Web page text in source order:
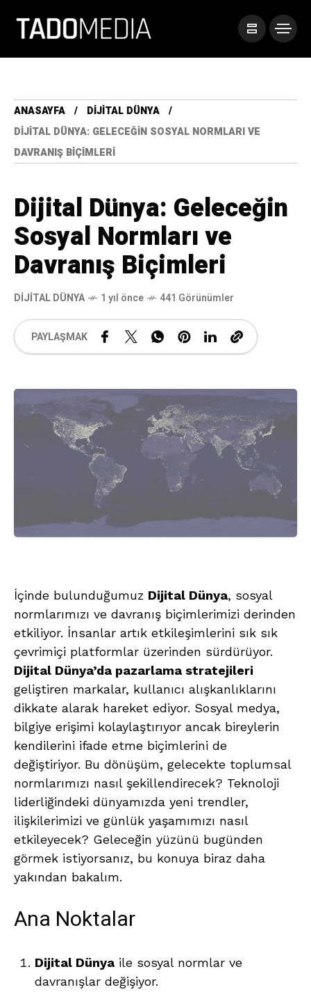
ANASAYFA
DIJITAL DÜNYA
DIJITAL DÜNYA: GELECEĞIN SOSYAL NORMLARI VE
DAVRANIŞ BIÇIMLERI
Dijital Dünya: Geleceğin
Sosyal Normları ve
Davranış Biçimleri
DIJITAL DÜNYA 1 yıl önce 441 Görünümler
PAYLAŞMAK
İçinde bulunduğumuz Dijital Dünya, sosyal
normlarımızı ve davranış biçimlerimizi derinden
etkiliyor. İnsanlar artık etkileşimlerini sık sık
çevrimiçi platformlar üzerinden sürdürüyor.
Dijital Dünya’da pazarlama stratejileri
geliştiren markalar, kullanıcı alışkanlıklarını
dikkate alarak hareket ediyor. Sosyal medya,
bilgiye erişimi kolaylaştırıyor ancak bireylerin
kendilerini ifade etme biçimlerini de
değiştiriyor. Bu dönüşüm, gelecekte toplumsal
normlarımızı nasıl şekillendirecek? Teknoloji
liderliğindeki dünyamızda yeni trendler,
ilişkilerimizi ve günlük yaşamımızı nasıl
etkileyecek? Geleceğin yüzünü bugünden
görmek istiyorsanız, bu konuya biraz daha
yakından bakalım.
Ana Noktalar
Dijital Dünya ile sosyal normlar ve
davranışlar değişiyor.